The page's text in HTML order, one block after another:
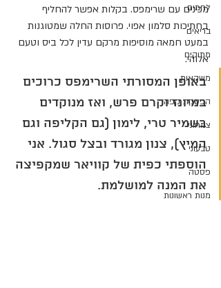
לחמים
בריאים
מתוקים
משקאות
הפסקת קפה
צמחוני
טבעוני
פסטה
מנות ראשונות
מכינים עם שרימפס. בקלות אפשר להחליף
בחתיכות סלמון אפוי. פרוסות החלה שמטוגנות
במעט חמאה מוסיפות מרקם עדין לכל ביס וטעם
אלוהי.
באופן המסורתי השרימפס כרוכים
במיונז וקרם פרש, ואז מנוקדים
בשמיר טרי, לימון (גם הקליפה וגם
המיץ), צנון מגורד ובצל סגול. אני
הוספתי כפית של קוויאר שמקפיצה
את המנה למושלמת.